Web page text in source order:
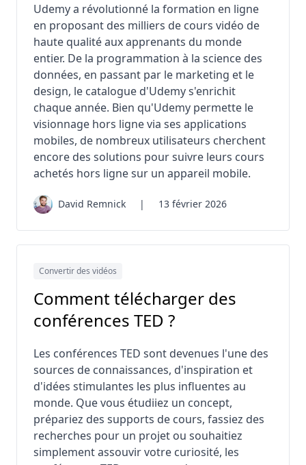
Udemy a révolutionné la formation en ligne
en proposant des milliers de cours vidéo de
haute qualité aux apprenants du monde
entier. De la programmation à la science des
données, en passant par le marketing et le
design, le catalogue d'Udemy s'enrichit
chaque année. Bien qu'Udemy permette le
visionnage hors ligne via ses applications
mobiles, de nombreux utilisateurs cherchent
encore des solutions pour suivre leurs cours
achetés hors ligne sur un appareil mobile.
David Remnick | 13 février 2026
Convertir des vidéos
Comment télécharger des
conférences TED ?
Les conférences TED sont devenues l'une des
sources de connaissances, d'inspiration et
d'idées stimulantes les plus influentes au
monde. Que vous étudiiez un concept,
prépariez des supports de cours, fassiez des
recherches pour un projet ou souhaitiez
simplement assouvir votre curiosité, les